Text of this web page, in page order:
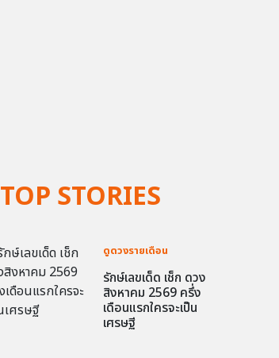
TOP STORIES
ดูดวงรายเดือน
รักษ์เลขเด็ด เช็ก ดวง
สิงหาคม 2569 ครึ่ง
เดือนแรกใครจะเป็น
เศรษฐี